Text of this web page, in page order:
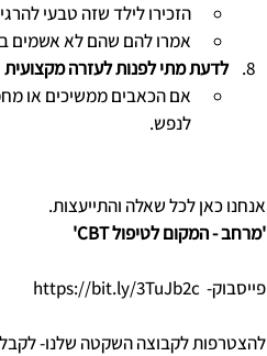
הזכירו לילד שזה טבעי
אמרו להם שהם לא אשמים
לדעת מתי לפנות לעזרה מקצועית
אם הכאבים ממשיכים או
לנפש.
אנחנו כאן לכל שאלה והתייעצות.
'מרחב - המקום לטיפול CBT'
פייסבוק- https://bit.ly/3TuJb2c
להצטרפות לקבוצה השקטה שלנו- לקבלת